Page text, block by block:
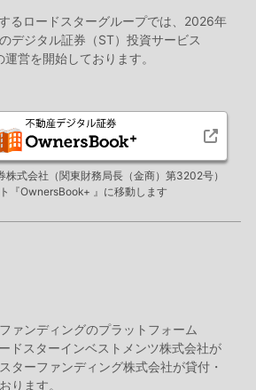
るロードスターグループでは、2026年
デジタル証券（ST）投資サービス
営を開始しております。
株式会社（関東財務局長（金商）第3202号）
『OwnersBook+ 』に移動します
ァンディングのプラットフォーム
ドスターインベストメンツ株式会社が
ターファンディング株式会社が貸付・
ります。